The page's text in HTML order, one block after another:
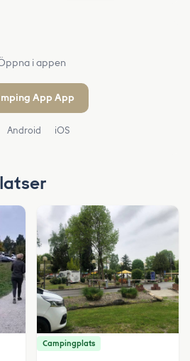
i appen
App App
Android iOS
Campingplats